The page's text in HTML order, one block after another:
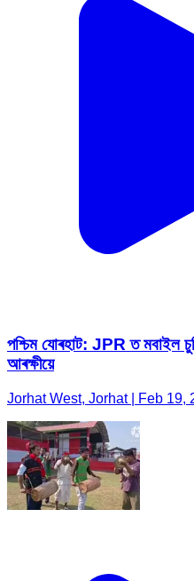
পশ্চিম যোৰহাট: JPR ত মবাইল
আৰক্ষীয়ে
Jorhat West, Jorhat | Feb 19,